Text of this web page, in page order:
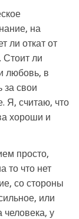
на
ли откат от
Стоит ли
любовь, в
за свои
Я, считаю, что
хороши и
просто,
то что нет
со стороны
или
человека, у